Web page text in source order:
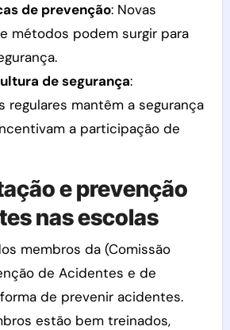
de prevenção: Novas
métodos podem surgir para
de segurança:
regulares mantêm a segurança
a participação de
e prevenção
nas escolas
membros da (Comissão
de Acidentes e de
de prevenir acidentes.
estão bem treinados,